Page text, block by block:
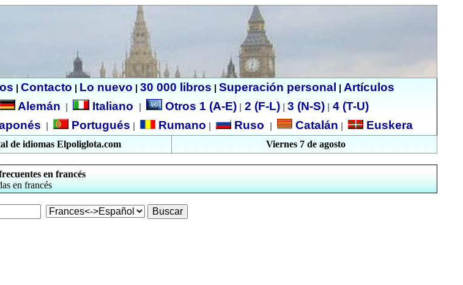
Contacto Lo nuevo 30 000 libros Superación personal
Artículos
Alemán Italiano Otros 1 (A-E) 2 (F-L) 3 (N-S)
4 (T-U)
Portugués Rumano Ruso Catalán Euskera
de idiomas Elpoliglota.com Viernes 7 de agosto
en francés
en francés